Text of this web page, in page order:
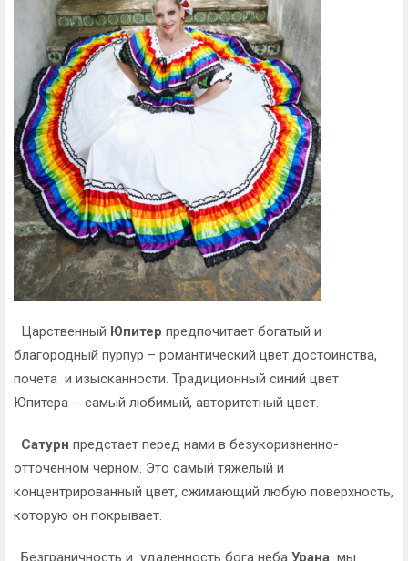
Царственный Юпитер предпочитает богатый и
благородный пурпур – романтический цвет достоинства,
почета и изысканности. Традиционный синий цвет
Юпитера - самый любимый, авторитетный цвет.
Сатурн предстает перед нами в безукоризненно-
отточенном черном. Это самый тяжелый и
концентрированный цвет, сжимающий любую поверхность,
которую он покрывает.
Безграничность и удаленность бога неба Урана мы